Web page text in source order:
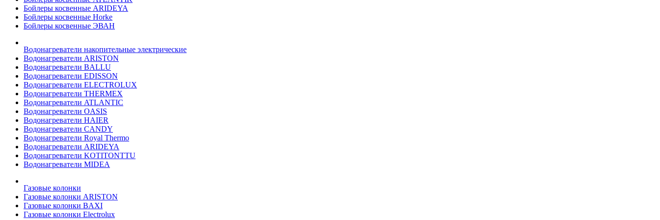
Бойлеры косвенные ARIDEYA
Бойлеры косвенные Horke
Бойлеры косвенные ЭВАН
Водонагреватели накопительные электрические
Водонагреватели ARISTON
Водонагреватели BALLU
Водонагреватели EDISSON
Водонагреватели ELECTROLUX
Водонагреватели THERMEX
Водонагреватели ATLANTIC
Водонагреватели OASIS
Водонагреватели HAIER
Водонагреватели CANDY
Водонагреватели Royal Thermo
Водонагреватели ARIDEYA
Водонагреватели KOTITONTTU
Водонагреватели MIDEA
Газовые колонки
Газовые колонки ARISTON
Газовые колонки BAXI
Газовые колонки Electrolux